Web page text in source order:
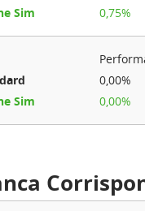
0,75%
0,00%
0,00%